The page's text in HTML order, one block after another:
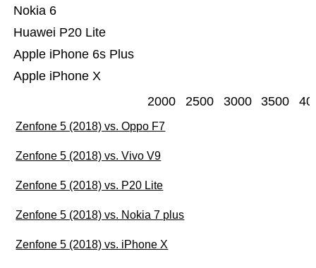
Apple iPhone X
Apple iPhone 6s Plus
Huawei P20 Lite
Nokia 6
2000 2500 3000 3500
Zenfone 5 (2018) vs. Oppo F7
Zenfone 5 (2018) vs. Vivo V9
Zenfone 5 (2018) vs. P20 Lite
Zenfone 5 (2018) vs. Nokia 7 plus
Zenfone 5 (2018) vs. iPhone X